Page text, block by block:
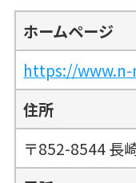
ホームページ
https://www.n-
住所
〒852-8544 長